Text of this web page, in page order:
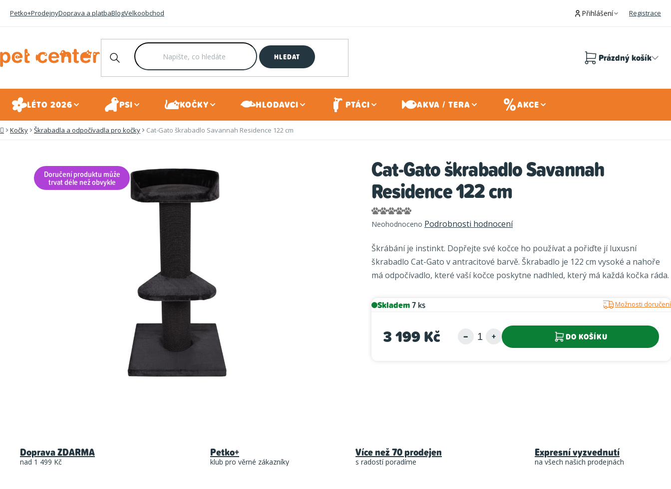
Petko+ProdejnyDoprava a platbaBlogVelkoobchod Přihlášení Registrace
HLEDAT Prázdný košík
LÉTO 2026 PSI KOČKY HLODAVCI PTÁCI AKVA / TERA AKCE
DomůKočky Škrabadla a odpočívadla pro kočky Cat-Gato škrabadlo Savannah Residence 122 cm
Cat-Gato škrabadlo Savannah
Residence 122 cm
Průměrné
hodnocení
je
0,0
z
hvězdiček.
Neohodnoceno Podrobnosti hodnocení
Škrábání je instinkt. Dopřejte své kočce ho používat a pořiďte jí luxusní
škrabadlo Cat-Gato v antracitové barvě. Škrabadlo je 122 cm vysoké a nahoře
má odpočívadlo, které vaší kočce poskytne nadhled, který má každá kočka ráda.
Skladem7 ks Možnosti doručení
3 199 Kč DO KOŠÍKU
Doručení produktu může
trvat déle než obvykle
Doprava ZDARMA
nad 1 499 Kč
Petko+
klub pro věrné zákazníky
Více než 70 prodejen
s radostí poradíme
Expresní vyzvednutí
na všech našich prodejnách